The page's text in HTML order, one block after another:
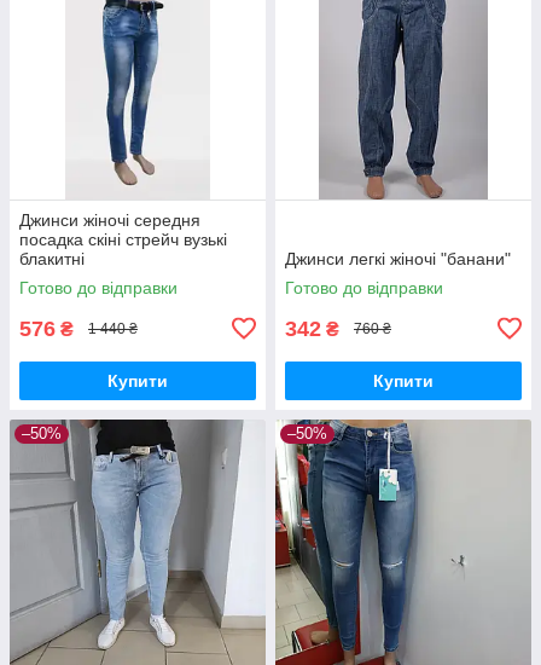
Джинси жіночі середня
посадка скіні стрейч вузькі
блакитні
Готово до відправки
576 ₴ 1 440 ₴
Купити
Джинси легкі жіночі "банани"
Готово до відправки
342 ₴ 760 ₴
Купити
–50% –50%